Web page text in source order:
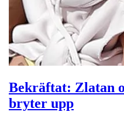
Bekräftat: Zlatan
bryter upp